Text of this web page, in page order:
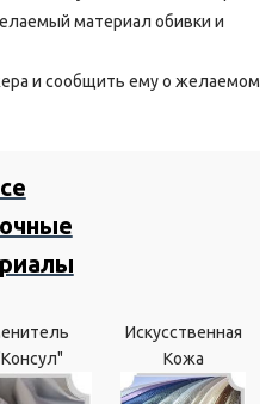
материал обивки и
и сообщить ему о желаемом
Искусственная
Кожа